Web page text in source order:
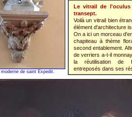
de saint Expedit.
Le vitrail de
transept.
Voilà un vitrail bien
élément d'architecture
On a ici un morceau
chapiteau à thème
second entablement.
de verriers a-t-il
la réutilisation de
entreposés dans ses